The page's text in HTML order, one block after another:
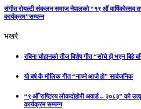
संगीत रोयल्टी संकलन समाज नेपालको “१९ औं वार्षिकोत्सव
कार्यक्रम”सम्पन्न
भखरै
रबिना चौहानको तीज बिशेष गीत “सोचे झै भएन बिहे
यो बर्ष कै मौलिक गीत “नाच्ने आजै हो” सार्वजनिक
“९ औँ राष्ट्रिय लोकदोहोरी अवार्ड – २०८३” को
कार्यक्रम सम्पन्न